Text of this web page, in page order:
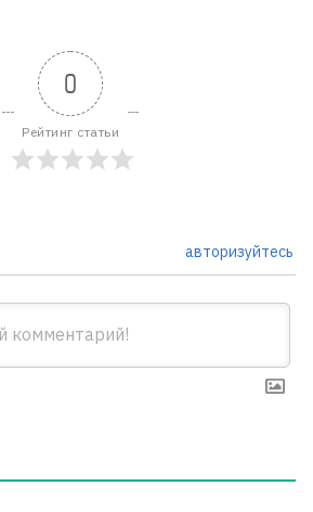
0
Рейтинг статьи
авторизуйтесь